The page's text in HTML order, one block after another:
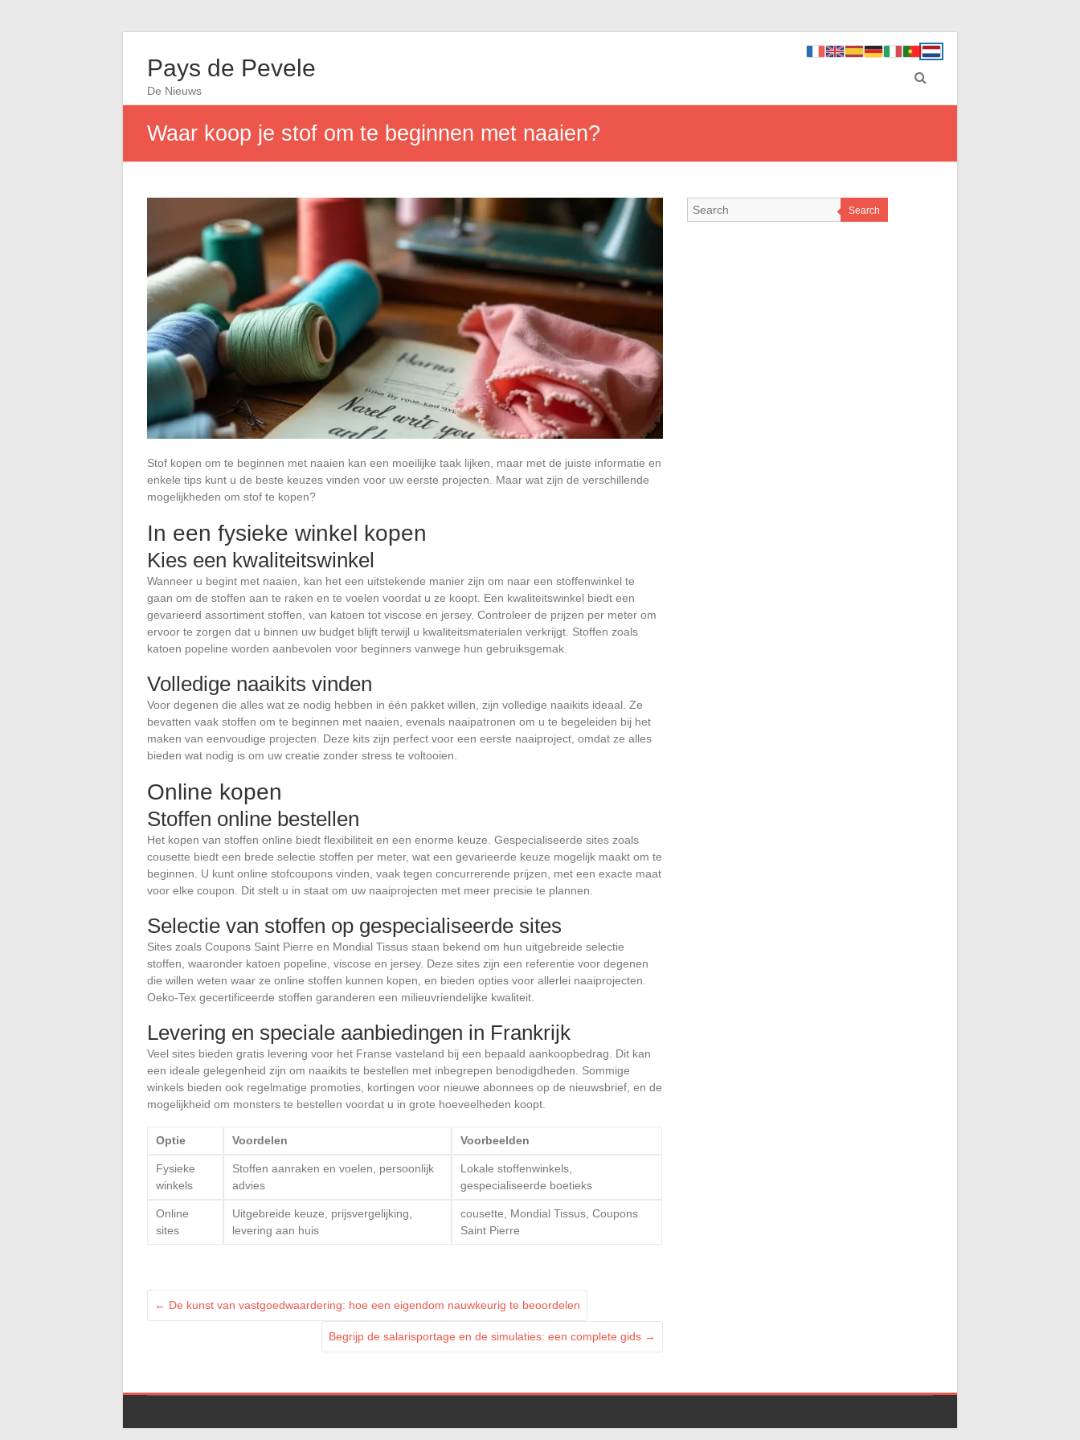
Pays de Pevele
De Nieuws
Waar koop je stof om te beginnen met naaien?
Stof kopen om te beginnen met naaien kan een moeilijke taak lijken, maar met de juiste informatie en
enkele tips kunt u de beste keuzes vinden voor uw eerste projecten. Maar wat zijn de verschillende
mogelijkheden om stof te kopen?
In een fysieke winkel kopen
Kies een kwaliteitswinkel
Wanneer u begint met naaien, kan het een uitstekende manier zijn om naar een stoffenwinkel te
gaan om de stoffen aan te raken en te voelen voordat u ze koopt. Een kwaliteitswinkel biedt een
gevarieerd assortiment stoffen, van katoen tot viscose en jersey. Controleer de prijzen per meter om
ervoor te zorgen dat u binnen uw budget blijft terwijl u kwaliteitsmaterialen verkrijgt. Stoffen zoals
katoen popeline worden aanbevolen voor beginners vanwege hun gebruiksgemak.
Volledige naaikits vinden
Voor degenen die alles wat ze nodig hebben in één pakket willen, zijn volledige naaikits ideaal. Ze
bevatten vaak stoffen om te beginnen met naaien, evenals naaipatronen om u te begeleiden bij het
maken van eenvoudige projecten. Deze kits zijn perfect voor een eerste naaiproject, omdat ze alles
bieden wat nodig is om uw creatie zonder stress te voltooien.
Online kopen
Stoffen online bestellen
Het kopen van stoffen online biedt flexibiliteit en een enorme keuze. Gespecialiseerde sites zoals
cousette biedt een brede selectie stoffen per meter, wat een gevarieerde keuze mogelijk maakt om te
beginnen. U kunt online stofcoupons vinden, vaak tegen concurrerende prijzen, met een exacte maat
voor elke coupon. Dit stelt u in staat om uw naaiprojecten met meer precisie te plannen.
Selectie van stoffen op gespecialiseerde sites
Sites zoals Coupons Saint Pierre en Mondial Tissus staan bekend om hun uitgebreide selectie
stoffen, waaronder katoen popeline, viscose en jersey. Deze sites zijn een referentie voor degenen
die willen weten waar ze online stoffen kunnen kopen, en bieden opties voor allerlei naaiprojecten.
Oeko-Tex gecertificeerde stoffen garanderen een milieuvriendelijke kwaliteit.
Levering en speciale aanbiedingen in Frankrijk
Veel sites bieden gratis levering voor het Franse vasteland bij een bepaald aankoopbedrag. Dit kan
een ideale gelegenheid zijn om naaikits te bestellen met inbegrepen benodigdheden. Sommige
winkels bieden ook regelmatige promoties, kortingen voor nieuwe abonnees op de nieuwsbrief, en de
mogelijkheid om monsters te bestellen voordat u in grote hoeveelheden koopt.
Optie Voordelen Voorbeelden
Fysieke
winkels
Stoffen aanraken en voelen, persoonlijk
advies
Lokale stoffenwinkels,
gespecialiseerde boetieks
Online
sites
Uitgebreide keuze, prijsvergelijking,
levering aan huis
cousette, Mondial Tissus, Coupons
Saint Pierre
← De kunst van vastgoedwaardering: hoe een eigendom nauwkeurig te beoordelen
Begrijp de salarisportage en de simulaties: een complete gids →
Search